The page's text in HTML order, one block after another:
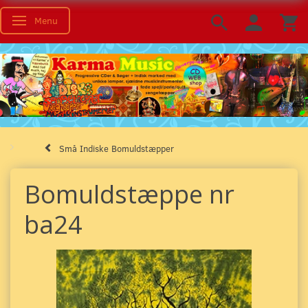
Skifte navigation
Menu
Små Indiske Bomuldstæpper
Bomuldstæppe nr
ba24